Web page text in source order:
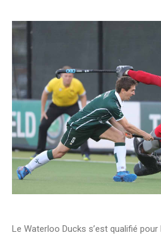
Le Waterloo Ducks s’est qualifié